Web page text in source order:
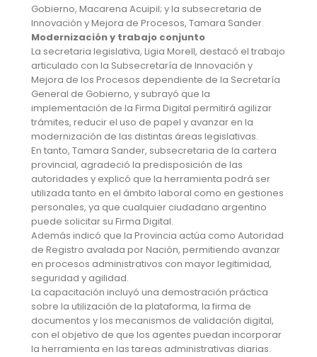
Gobierno, Macarena Acuipil; y la subsecretaria de
Innovación y Mejora de Procesos, Tamara Sander.
Modernización y trabajo conjunto
La secretaria legislativa, Ligia Morell, destacó el trabajo
articulado con la Subsecretaría de Innovación y
Mejora de los Procesos dependiente de la Secretaría
General de Gobierno, y subrayó que la
implementación de la Firma Digital permitirá agilizar
trámites, reducir el uso de papel y avanzar en la
modernización de las distintas áreas legislativas.
En tanto, Tamara Sander, subsecretaria de la cartera
provincial, agradeció la predisposición de las
autoridades y explicó que la herramienta podrá ser
utilizada tanto en el ámbito laboral como en gestiones
personales, ya que cualquier ciudadano argentino
puede solicitar su Firma Digital.
Además indicó que la Provincia actúa como Autoridad
de Registro avalada por Nación, permitiendo avanzar
en procesos administrativos con mayor legitimidad,
seguridad y agilidad.
La capacitación incluyó una demostración práctica
sobre la utilización de la plataforma, la firma de
documentos y los mecanismos de validación digital,
con el objetivo de que los agentes puedan incorporar
la herramienta en las tareas administrativas diarias.